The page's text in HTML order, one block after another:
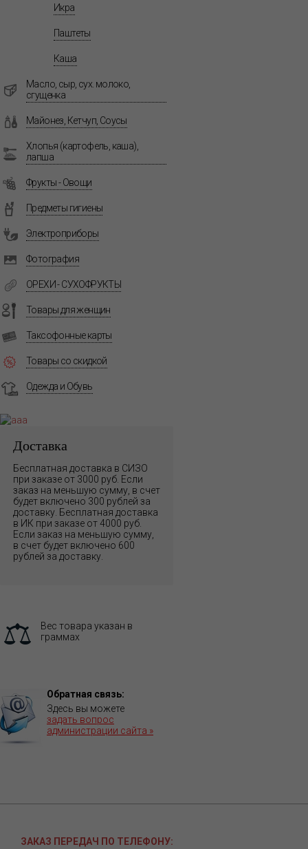
Икра
Паштеты
Каша
Масло, сыр, сух. молоко,
сгущенка
Майонез, Кетчуп, Соусы
Хлопья (картофель, каша),
лапша
Фрукты - Овощи
Предметы гигиены
Электроприборы
Фотография
ОРЕХИ - СУХОФРУКТЫ
Товары для женщин
Таксофонные карты
Товары со скидкой
Одежда и Обувь
Доставка
Бесплатная доставка в СИЗО
при заказе от 3000 руб. Если
заказ на меньшую сумму, в счет
будет включено 300 рублей за
доставку. Бесплатная доставка
в ИК при заказе от 4000 руб.
Если заказ на меньшую сумму,
в счет будет включено 600
рублей за доставку.
Вес товара указан в
граммах
Обратная связь:
Здесь вы можете
задать вопрос
администрации сайта »
ЗАКАЗ ПЕРЕДАЧ ПО ТЕЛЕФОНУ: